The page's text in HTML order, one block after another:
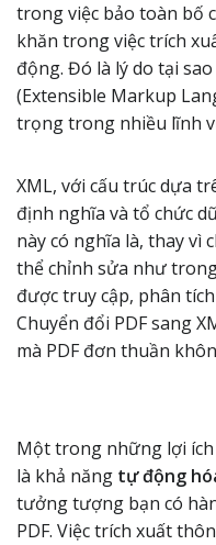
trong việc bảo toàn bố
khăn trong việc trích
động. Đó là lý do tại
(Extensible Markup
trọng trong nhiều lĩnh
XML, với cấu trúc dựa
định nghĩa và tổ chức
này có nghĩa là, thay vì
thể chỉnh sửa như
được truy cập, phân
Chuyển đổi PDF sang
mà PDF đơn thuần
Một trong những lợi ích
là khả năng tự động
tưởng tượng bạn có
PDF. Việc trích xuất